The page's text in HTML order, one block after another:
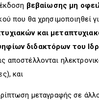
βεβαίωσης μη
που θα χρησιμοποιηθεί
και
διδακτόρων του
αποστέλλονται
και
μεταγραφής σε